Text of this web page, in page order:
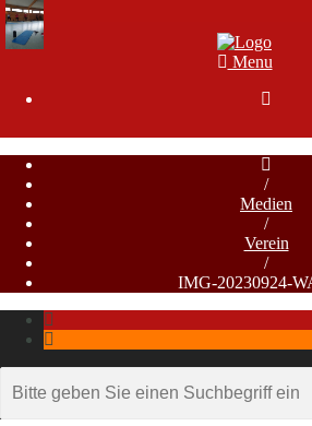
Menu

/
Medien
/
Verein
/
IMG-20230924-